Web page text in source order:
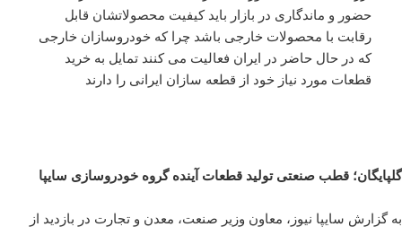
حضور و ماندگاری در بازار باید کیفیت محصولاتشان قابل
رقابت با محصولات خارجی باشد چرا که خودروسازان خارجی
که در حال حاضر در ایران فعالیت می کنند تمایل به خرید
قطعات مورد نیاز خود از قطعه سازان ایرانی را دارند
گلپایگان؛ قطب صنعتی تولید قطعات آینده گروه خودروسازی سایپا
به گزارش سایپا نیوز، معاون وزیر صنعت، معدن و تجارت در بازدید از